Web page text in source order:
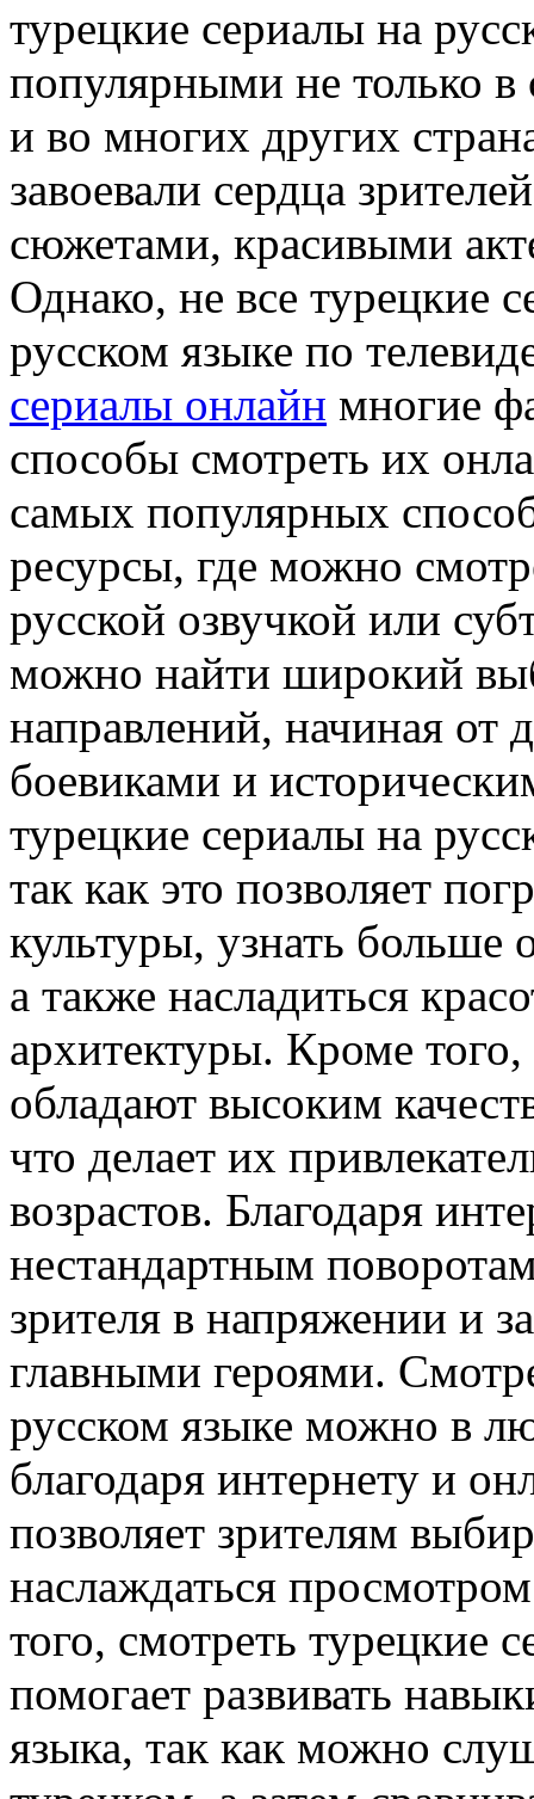
турeцкиe сeриaлы на
популярными не только в
и во многих других
завоевали сердца
сюжетами, красивыми
Однако, не все турецкие
русском языке по
сериалы онлайн многие
способы смотреть их
самых популярных
ресурсы, где можно
русской озвучкой или
можно найти широкий
направлений, начиная от
боевиками и
турецкие сериалы на
так как это позволяет
культуры, узнать
а также насладиться
архитектуры. Кроме
обладают высоким
что делает их
возрастов. Благодаря
нестандартным
зрителя в напряжении и
главными героями.
русском языке можно в
благодаря интернету и
позволяет зрителям
наслаждаться
того, смотреть турецкие
помогает развивать
языка, так как можно